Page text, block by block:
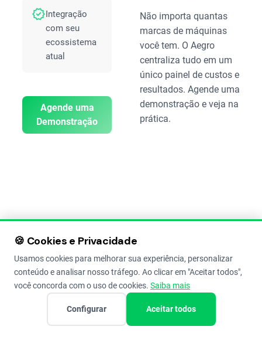
Não importa quantas
marcas de máquinas
você tem. O Aegro
centraliza tudo em um
único painel de custos e
resultados. Agende uma
demonstração e veja na
prática.
verifiedIntegração
com seu
ecossistema
atual
Agende uma
Demonstração
DIFERENÇAS
ÚNICAS
Por que
Escolher
🍪 Cookies e Privacidade
Usamos cookies para melhorar sua experiência, personalizar
conteúdo e analisar nosso tráfego. Ao clicar em "Aceitar todos",
você concorda com o uso de cookies. Saiba mais
Configurar Aceitar todos